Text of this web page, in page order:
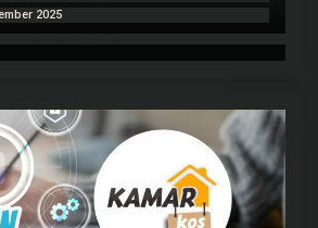
2025